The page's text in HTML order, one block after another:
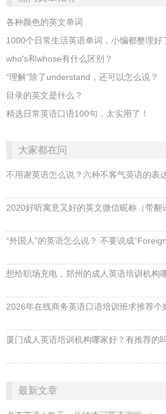
各种颜色的英文单词
1000个日常生活英语单词，小编都整理好
who's和whose有什么区别？
“理解”除了understand，还可以怎么说？
目录的英文是什么？
精选日常英语口语100句，太实用了！
大家都在问
不用谢英语怎么说？六种不客气英语的表
2020好听寓意又好的英文微信昵称（带翻
“外国人”的英语怎么说？ 不要说成
厦门成人英语培训机构哪家好？有推荐的
最新文章